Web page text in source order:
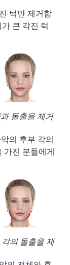
턱만 제거합
큰 각진 턱
돌출을 제거
의 후부 각의
가진 분들에게
의 돌출을 제